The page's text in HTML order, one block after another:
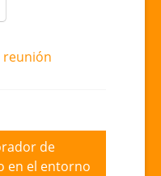
reunión
de
en el entorno